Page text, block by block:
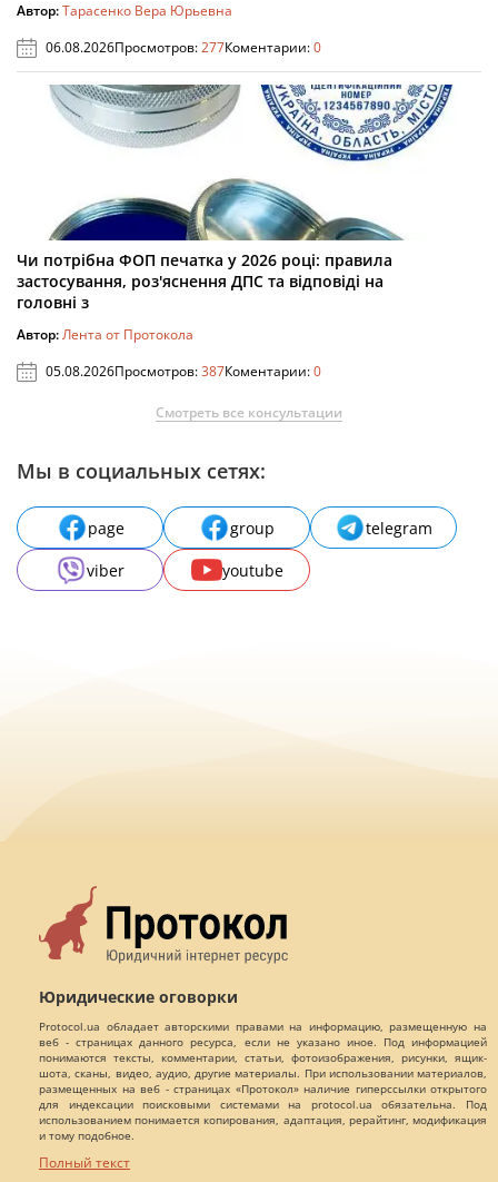
Автор:Тарасенко Вера Юрьевна
06.08.2026Просмотров:277Коментарии:0
Чи потрібна ФОП печатка у 2026 році: правила
застосування, роз'яснення ДПС та відповіді на
головні з
Автор:Лента от Протокола
05.08.2026Просмотров:387Коментарии:0
Смотреть все консультации
Мы в социальных сетях:
page group
telegram
viber
youtube
Юридические оговорки
Protocol.ua обладает авторскими правами на информацию, размещенную на
веб - страницах данного ресурса, если не указано иное. Под информацией
понимаются тексты, комментарии, статьи, фотоизображения, рисунки, ящик-
шота, сканы, видео, аудио, другие материалы. При использовании материалов,
размещенных на веб - страницах «Протокол» наличие гиперссылки открытого
для индексации поисковыми системами на protocol.ua обязательна. Под
использованием понимается копирования, адаптация, рерайтинг, модификация
и тому подобное.
Полный текст